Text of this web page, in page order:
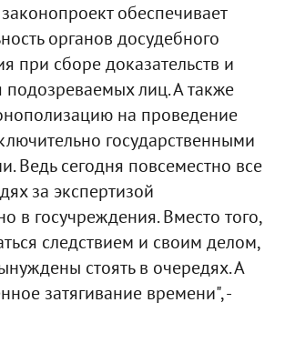
обеспечивает
органов досудебного
при сборе доказательств и
подозреваемых лиц. А также
на проведение
государственными
Ведь сегодня повсеместно все
за экспертизой
в госучреждения. Вместо того,
следствием и своим делом,
стоять в очередях. А
затягивание времени", -